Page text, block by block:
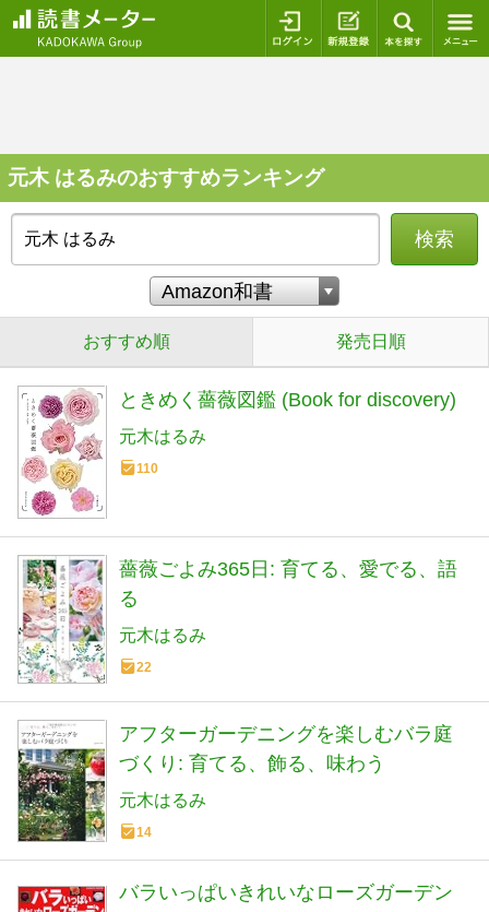
ログイン 新規登録
元木 はるみのおすすめランキング
検索
おすすめ順 発売日順
ときめく薔薇図鑑 (Book for discovery)
元木はるみ
110
薔薇ごよみ365日: 育てる、愛でる、語
る
元木はるみ
22
アフターガーデニングを楽しむバラ庭
づくり: 育てる、飾る、味わう
元木はるみ
14
バラいっぱいきれいなローズガーデン